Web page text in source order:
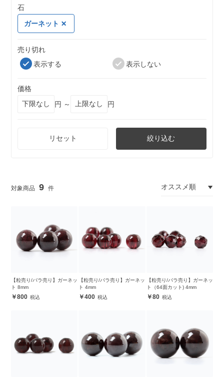
石
ガーネット
売り切れ
表示する
表示しない
価格
円 ～
円
リセット 絞り込む
9
【粒売り/バラ売り】ガーネッ
ト 8mm
800
【粒売り/バラ売り】ガーネッ
ト 4mm
400
【粒売り/バラ売り】ガーネッ
ト（64面カット) 4mm
80